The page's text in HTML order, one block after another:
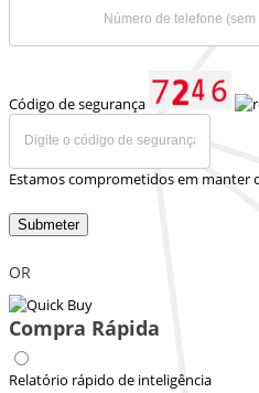
Código de segurança
Estamos comprometidos em manter
Submeter
OR
Compra Rápida
Relatório rápido de inteligência